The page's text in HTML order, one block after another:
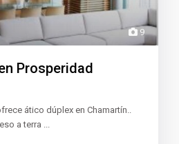
9
Prosperidad
ático dúplex en Chamartín..
a terra